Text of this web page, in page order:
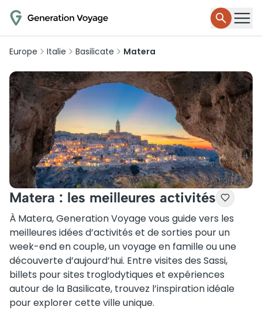
Europe Italie Basilicate Matera
Matera : les meilleures activités
À Matera, Generation Voyage vous guide vers les
meilleures idées d’activités et de sorties pour un
week-end en couple, un voyage en famille ou une
découverte d’aujourd’hui. Entre visites des Sassi,
billets pour sites troglodytiques et expériences
autour de la Basilicate, trouvez l’inspiration idéale
pour explorer cette ville unique.